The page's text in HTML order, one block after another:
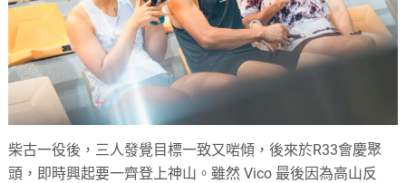
柴古一役後，三人發覺目標一致又啱傾，後來於R33會慶聚
頭，即時興起要一齊登上神山。雖然 Vico 最後因為高山反